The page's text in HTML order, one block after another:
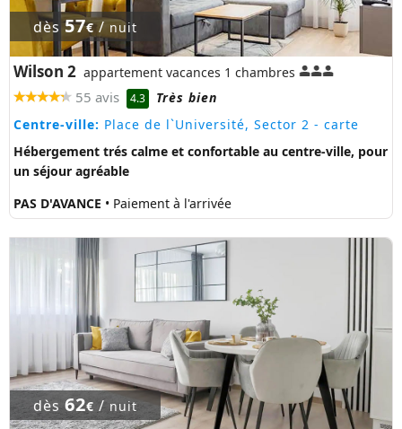
dès57€/ nuit
Wilson 2 appartement vacances 1 chambres
55 avis 4.3
Très bien
Centre-ville: Place de l`Université, Sector 2 - carte
Hébergement trés calme et confortable au centre-ville, pour
un séjour agréable
PAS D'AVANCE • Paiement à l'arrivée
dès62€ / nuit